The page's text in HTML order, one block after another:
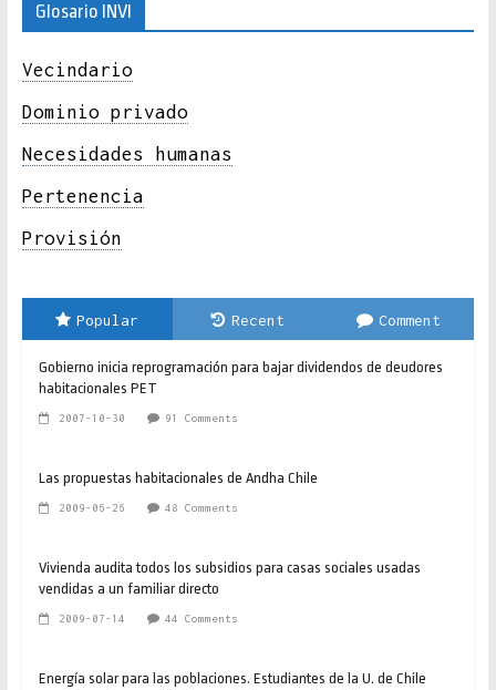
Glosario INVI
Vecindario
Dominio privado
Necesidades humanas
Pertenencia
Provisión
Popular Recent Comment
Gobierno inicia reprogramación para bajar dividendos de deudores
habitacionales PET
2007-10-30 91 Comments
Las propuestas habitacionales de Andha Chile
2009-06-26 48 Comments
Vivienda audita todos los subsidios para casas sociales usadas
vendidas a un familiar directo
2009-07-14 44 Comments
Energía solar para las poblaciones. Estudiantes de la U. de Chile